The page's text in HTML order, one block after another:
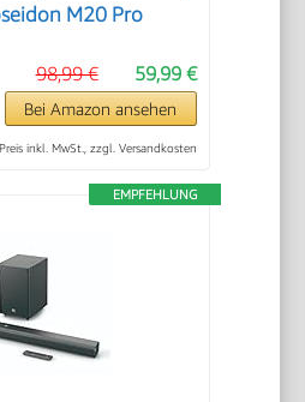
M20 Pro
59,99 €
98,99 €
Bei Amazon ansehen
Preis inkl. MwSt., zzgl. Versandkosten
EMPFEHLUNG